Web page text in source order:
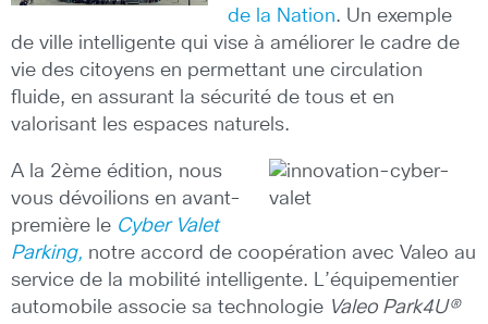
de la Nation. Un exemple
de ville intelligente qui vise à améliorer le cadre de
vie des citoyens en permettant une circulation
fluide, en assurant la sécurité de tous et en
valorisant les espaces naturels.
A la 2ème édition, nous
vous dévoilions en avant-
première le Cyber Valet
Parking, notre accord de coopération avec Valeo au
service de la mobilité intelligente. L’équipementier
automobile associe sa technologie Valeo Park4U®